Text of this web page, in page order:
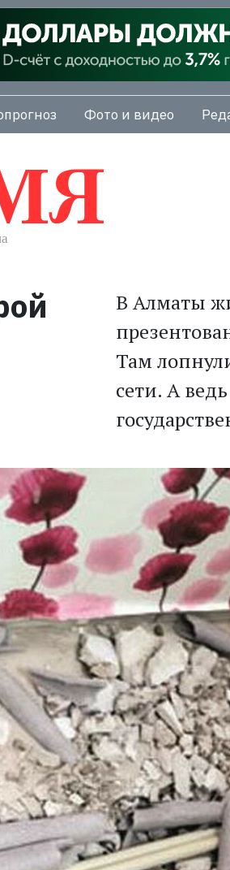
Фото и видео
В Алматы
Там
сети. А